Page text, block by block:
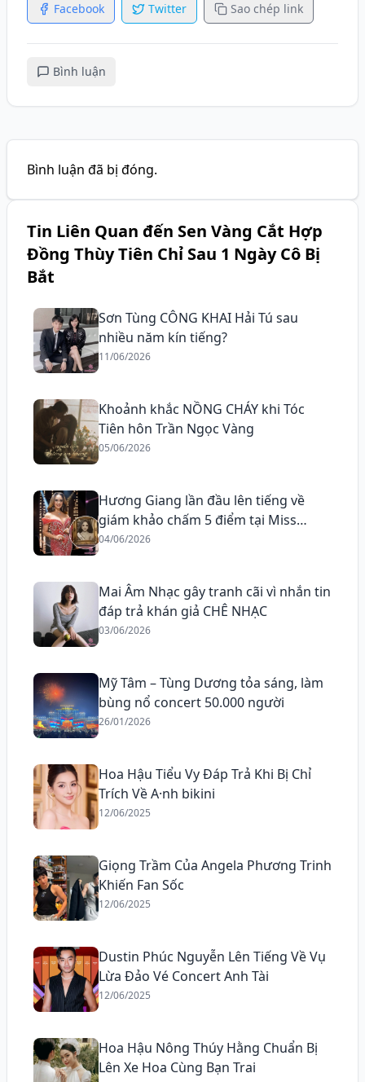
Facebook Twitter Sao chép link
Bình luận
Bình luận đã bị đóng.
Tin Liên Quan đến Sen Vàng Cắt Hợp
Đồng Thùy Tiên Chỉ Sau 1 Ngày Cô Bị
Bắt
Sơn Tùng CÔNG KHAI Hải Tú sau
nhiều năm kín tiếng?
11/06/2026
Khoảnh khắc NỒNG CHÁY khi Tóc
Tiên hôn Trần Ngọc Vàng
05/06/2026
Hương Giang lần đầu lên tiếng về
giám khảo chấm 5 điểm tại Miss
Grand All Stars
04/06/2026
Mai Âm Nhạc gây tranh cãi vì nhắn tin
đáp trả khán giả CHÊ NHẠC
03/06/2026
Mỹ Tâm – Tùng Dương tỏa sáng, làm
bùng nổ concert 50.000 người
26/01/2026
Hoa Hậu Tiểu Vy Đáp Trả Khi Bị Chỉ
Trích Về A·nh bikini
12/06/2025
Giọng Trầm Của Angela Phương Trinh
Khiến Fan Sốc
12/06/2025
Dustin Phúc Nguyễn Lên Tiếng Về Vụ
Lừa Đảo Vé Concert Anh Tài
12/06/2025
Hoa Hậu Nông Thúy Hằng Chuẩn Bị
Lên Xe Hoa Cùng Bạn Trai